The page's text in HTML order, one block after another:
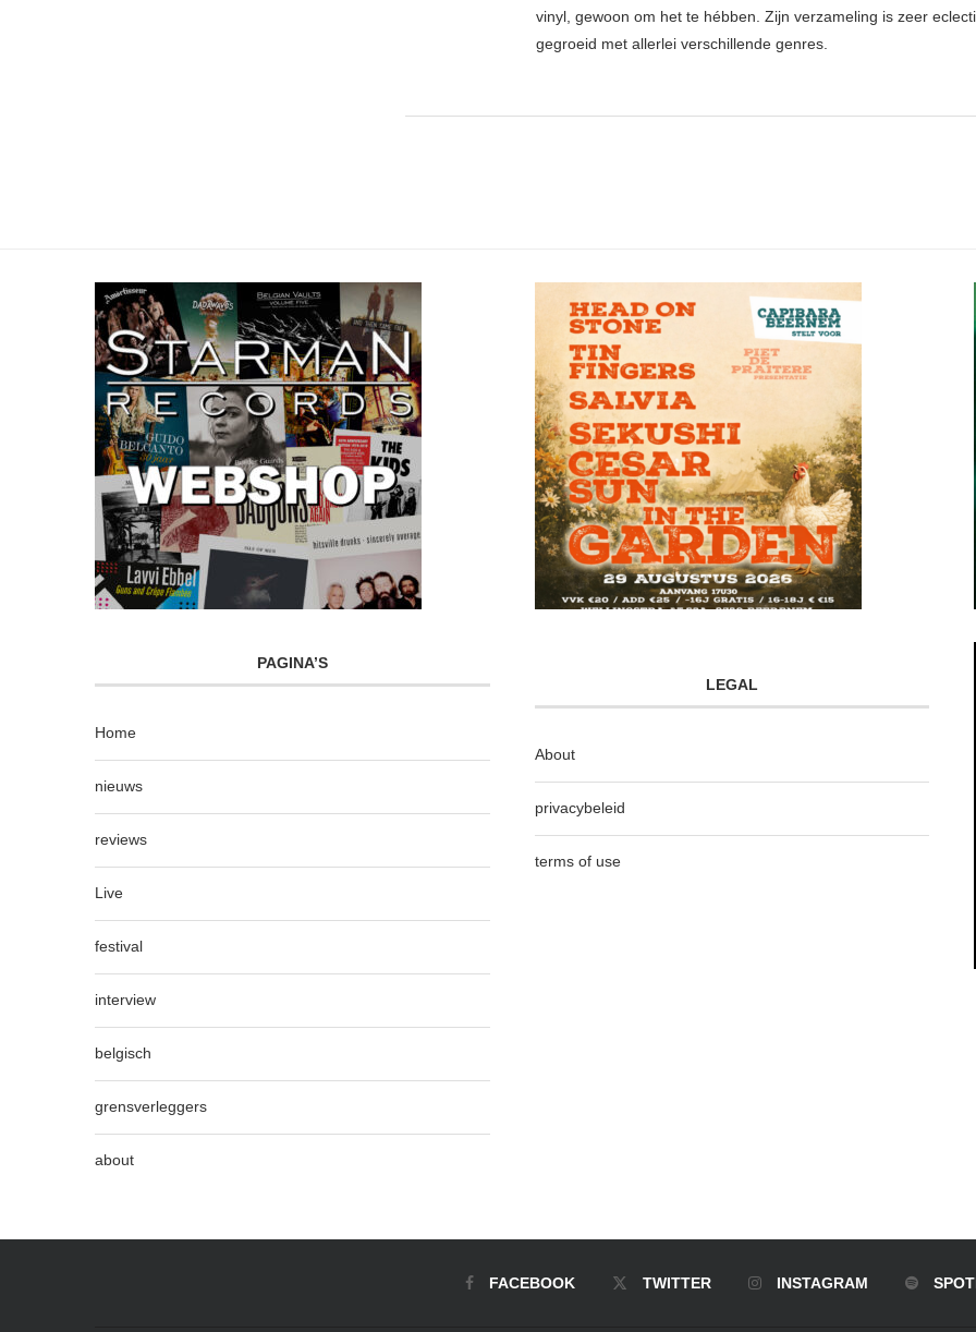
vinyl, gewoon om het te hébben. Zijn verzameling is zeer
gegroeid met allerlei verschillende genres.
PAGINA’S
Home
nieuws
reviews
Live
festival
interview
belgisch
grensverleggers
about
LEGAL
About
privacybeleid
terms of use
FACEBOOK TWITTER INSTAGRAM